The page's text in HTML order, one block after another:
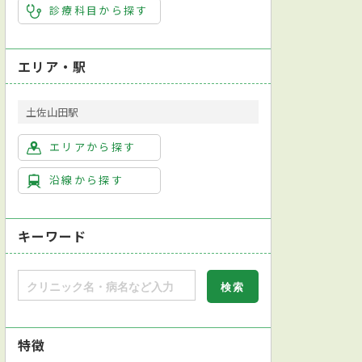
診療科目から探す
エリア・駅
土佐山田駅
エリアから探す
沿線から探す
キーワード
特徴